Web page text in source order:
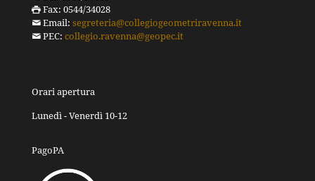
Fax: 0544/34028
Email: segreteria@collegiogeometriravenna.it
PEC: collegio.ravenna@geopec.it
Orari apertura
Lunedì - Venerdì 10-12
PagoPA